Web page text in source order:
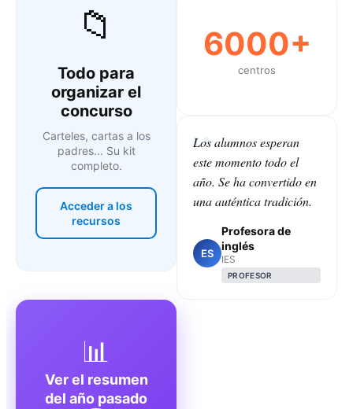
📁
Todo para
organizar el
concurso
Carteles, cartas a los
padres... Su kit
completo.
Acceder a los
recursos
6000+
centros
Los alumnos esperan
este momento todo el
año. Se ha convertido en
una auténtica tradición.
ES
Profesora de
inglés
IES
PROFESOR
📊
Ver el resumen
del año pasado